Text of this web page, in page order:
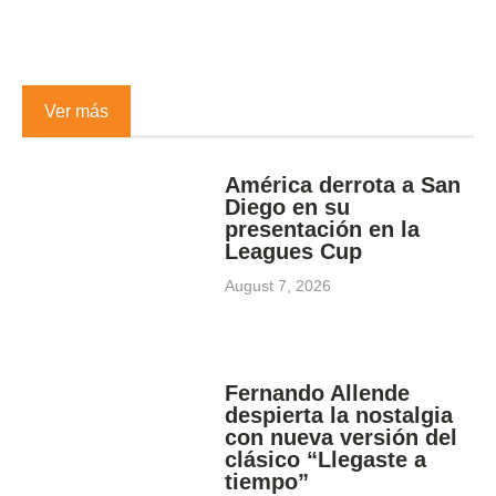
Ver más
América derrota a San
Diego en su
presentación en la
Leagues Cup
August 7, 2026
Fernando Allende
despierta la nostalgia
con nueva versión del
clásico “Llegaste a
tiempo”